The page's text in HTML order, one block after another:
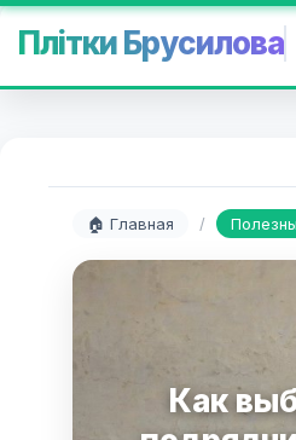
Плітки Брусилова
🏠 Главная /
Как